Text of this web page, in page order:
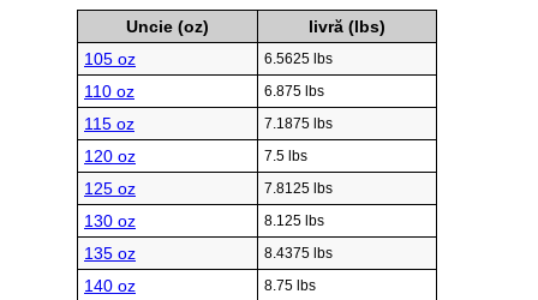
Uncie (oz)
livră (lbs)
105 oz
6.5625 lbs
110 oz 6.875 lbs
115 oz 7.1875 lbs
120 oz 7.5 lbs
125 oz 7.8125 lbs
130 oz 8.125 lbs
135 oz 8.4375 lbs
140 oz 8.75 lbs